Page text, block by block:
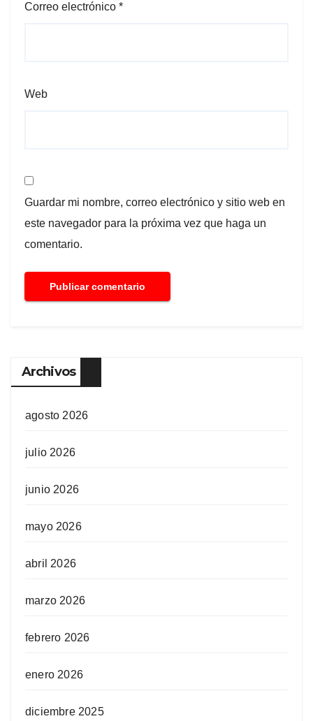
Correo electrónico *
Web
Guardar mi nombre, correo electrónico y sitio web en
este navegador para la próxima vez que haga un
comentario.
Archivos
agosto 2026
julio 2026
junio 2026
mayo 2026
abril 2026
marzo 2026
febrero 2026
enero 2026
diciembre 2025